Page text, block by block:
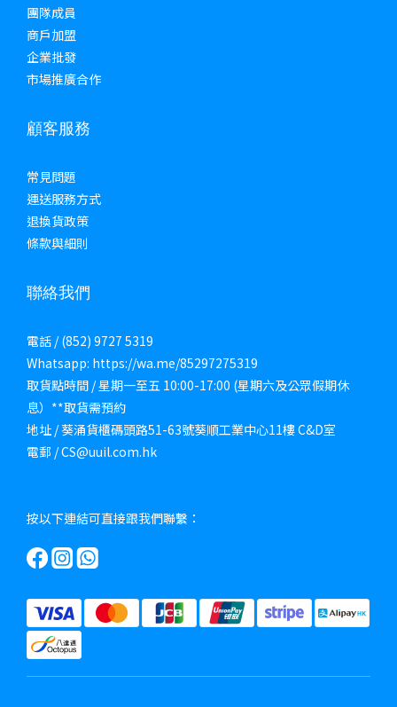
團隊成員
商戶加盟
企業批發
市場推廣合作
顧客服務
常見問題
運送服務方式
退換貨政策
條款與細則
聯絡我們
電話 / (852) 9727 5319
Whatsapp: https://wa.me/85297275319
取貨點時間 / 星期一至五 10:00-17:00 (星期六及公眾假期休
息）**取貨需預約
地址 / 葵涌貨櫃碼頭路51-63號葵順工業中心11樓 C&D室
電郵 / CS@uuil.com.hk
按以下連結可直接跟我們聯繫：